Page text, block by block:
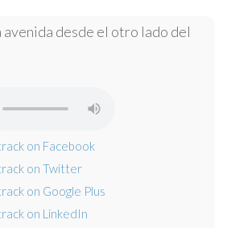
avenida desde el otro lado del